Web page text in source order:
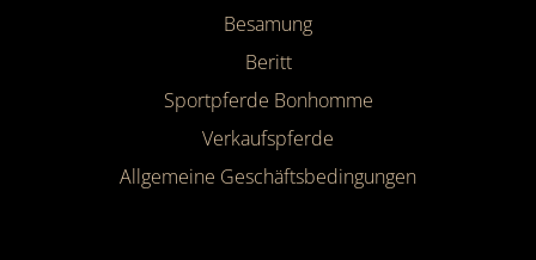
Besamung
Beritt
Sportpferde Bonhomme
Verkaufspferde
Allgemeine Geschäfts­bedingungen